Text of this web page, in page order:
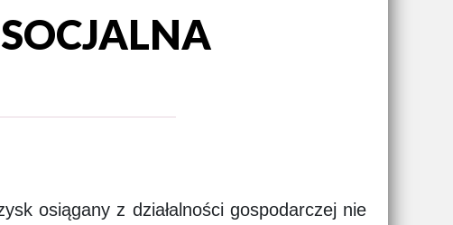
osiągany z działalności gospodarczej nie